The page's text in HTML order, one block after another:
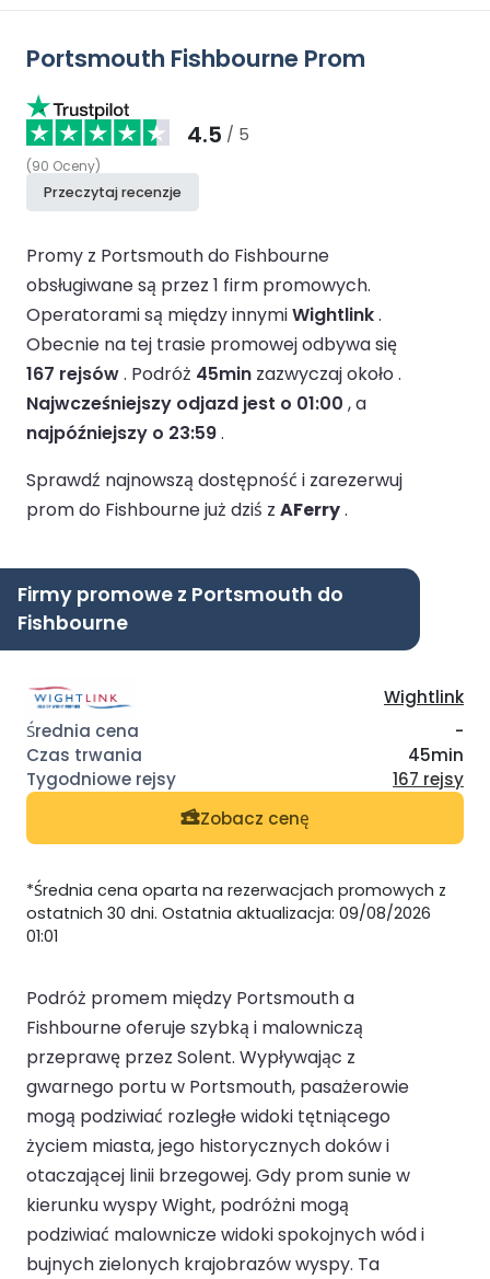
Portsmouth Fishbourne Prom
4.5 / 5
(90 Oceny)
Przeczytaj recenzje
Promy z Portsmouth do Fishbourne
obsługiwane są przez 1 firm promowych.
Operatorami są między innymiWightlink.
Obecnie na tej trasie promowej odbywa się
167 rejsów. Podróż 45min zazwyczaj około .
Najwcześniejszy odjazd jest o 01:00 , a
najpóźniejszy o 23:59.
Sprawdź najnowszą dostępność i zarezerwuj
prom do Fishbourne już dziś z AFerry.
Firmy promowe z Portsmouth do
Fishbourne
Wightlink
-
45min
167 rejsy
Zobacz cenę
*Średnia cena oparta na rezerwacjach promowych z
ostatnich 30 dni. Ostatnia aktualizacja: 09/08/2026
01:01
Podróż promem między Portsmouth a
Fishbourne oferuje szybką i malowniczą
przeprawę przez Solent. Wypływając z
gwarnego portu w Portsmouth, pasażerowie
mogą podziwiać rozległe widoki tętniącego
życiem miasta, jego historycznych doków i
otaczającej linii brzegowej. Gdy prom sunie w
kierunku wyspy Wight, podróżni mogą
podziwiać malownicze widoki spokojnych wód i
bujnych zielonych krajobrazów wyspy. Ta